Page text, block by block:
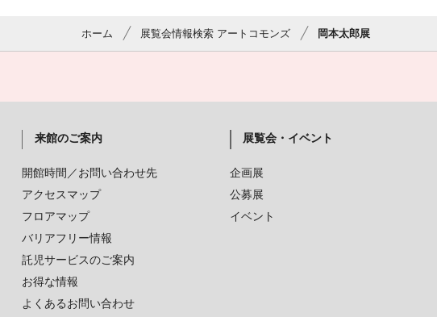
ホーム 展覧会情報検索 アートコモンズ 岡本太郎展
来館のご案内
開館時間／お問い合わせ先
アクセスマップ
フロアマップ
バリアフリー情報
託児サービスのご案内
お得な情報
よくあるお問い合わせ
展覧会・イベント
企画展
公募展
イベント